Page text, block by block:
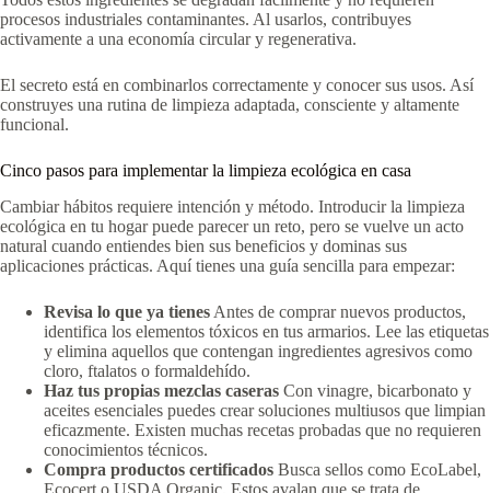
procesos industriales contaminantes. Al usarlos, contribuyes
activamente a una economía circular y regenerativa.
El secreto está en combinarlos correctamente y conocer sus usos. Así
construyes una rutina de limpieza adaptada, consciente y altamente
funcional.
Cinco pasos para implementar la limpieza ecológica en casa
Cambiar hábitos requiere intención y método. Introducir la limpieza
ecológica en tu hogar puede parecer un reto, pero se vuelve un acto
natural cuando entiendes bien sus beneficios y dominas sus
aplicaciones prácticas. Aquí tienes una guía sencilla para empezar:
Revisa lo que ya tienes Antes de comprar nuevos productos,
identifica los elementos tóxicos en tus armarios. Lee las etiquetas
y elimina aquellos que contengan ingredientes agresivos como
cloro, ftalatos o formaldehído.
Haz tus propias mezclas caseras Con vinagre, bicarbonato y
aceites esenciales puedes crear soluciones multiusos que limpian
eficazmente. Existen muchas recetas probadas que no requieren
conocimientos técnicos.
Compra productos certificados Busca sellos como EcoLabel,
Ecocert o USDA Organic. Estos avalan que se trata de